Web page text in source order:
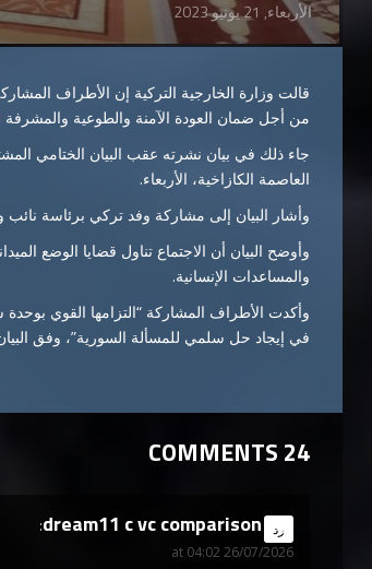
الأربعاء, 21 يونيو 2023
قالت وزارة الخارجية التركية إن الأطراف
من أجل ضمان العودة الآمنة والطوعية والمشرفة
العاصمة الكازاخية، الأربعاء.
وأشار البيان إلى مشاركة وفد تركي برئاسة نائب
وأوضح البيان أن الاجتماع تناول قضايا الوضع
والمساعدات الإنسانية.
وأكدت الأطراف المشاركة “التزامها القوي بوحدة
في إيجاد حل سلمي للمسألة السورية”، وفق
24 COMMENTS
dream11 c vc comparison
says:
26/07/2026 at 04:02
رد